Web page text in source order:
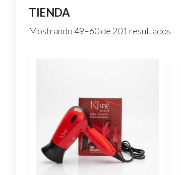
TIENDA
Mostrando 49–60 de 201 resultados